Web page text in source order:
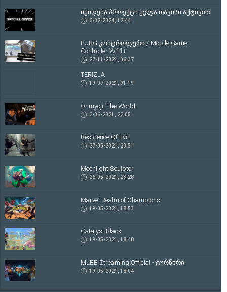
იყიდება პროექტი ყვლა თავისი აქტივით
6-02-2024, 12:44
PUBG კონტროლერი / Mobile Game
Controller W11+
27-11-2021, 06:37
TERIZLA
19-07-2021, 01:19
Onmyoji: The World
2-06-2021, 22:05
Residence Of Evil
27-05-2021, 20:51
Moonlight Sculptor
26-05-2021, 23:28
Marvel Realm of Champions
19-05-2021, 18:53
Catalyst Black
19-05-2021, 18:48
MLBB Streaming Official - ტურნირი
19-05-2021, 18:04